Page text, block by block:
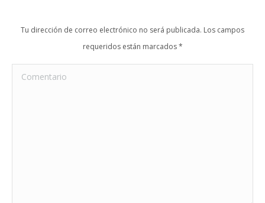
Tu dirección de correo electrónico no será publicada. Los campos
requeridos están marcados*
Comentario